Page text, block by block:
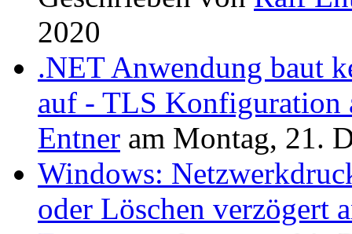
2020
.NET Anwendung baut
auf - TLS Konfiguration
Entner am Montag, 21.
Windows:
oder Löschen verzögert